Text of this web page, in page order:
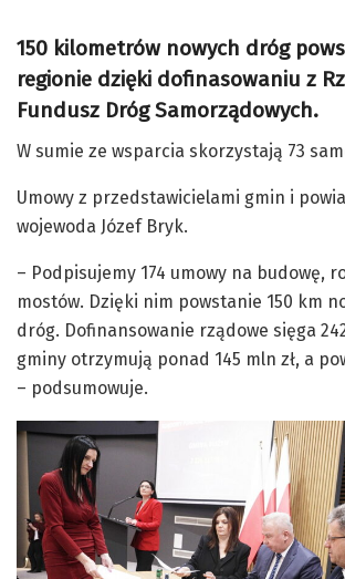
150 kilometrów nowych dróg
regionie dzięki dofinasowaniu z
Fundusz Dróg Samorządowych.
W sumie ze wsparcia skorzystają 73
Umowy z przedstawicielami gmin i
wojewoda Józef Bryk.
– Podpisujemy 174 umowy na budowę,
mostów. Dzięki nim powstanie 150 km
dróg. Dofinansowanie rządowe sięga
gminy otrzymują ponad 145 mln zł, a
– podsumowuje.